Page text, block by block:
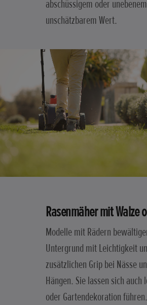
abschüssigem oder
unschätzbarem Wert.
Rasenmäher mit Walze
Modelle mit Rädern
Untergrund mit Leichtigkeit
zusätzlichen Grip bei Nässe
Hängen. Sie lassen sich
oder Gartendekoration führen.